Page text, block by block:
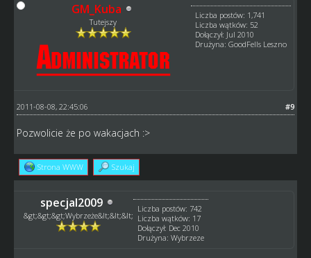
GM_Kuba
Tutejszy
Liczba postów: 1,741
Liczba wątków: 52
Dołączył: Jul 2010
Drużyna: GoodFells Leszno
#9
2011-08-08, 22:45:06
Pozwolicie że po wakacjach :>
Strona WWW Szukaj
specjal2009
&gt;&gt;&gt;Wybrzeże&lt;&lt;&lt;
Liczba postów: 742
Liczba wątków: 17
Dołączył: Dec 2010
Drużyna: Wybrzeze